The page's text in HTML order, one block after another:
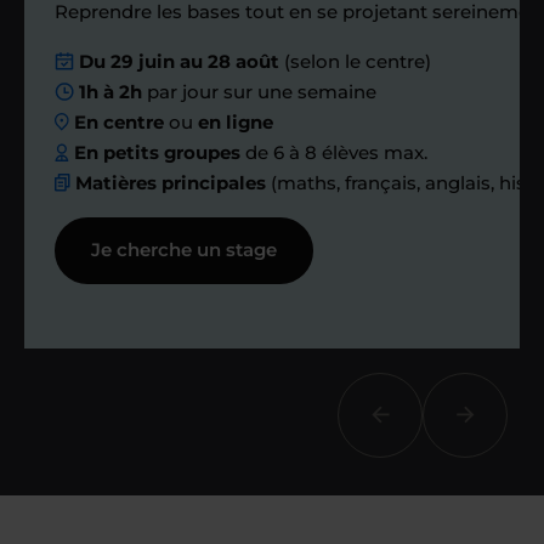
Nous planifions
ensemble des
échanges réguliers
Afin de suivre le travail et les progrès
réalisés, votre enseignant et moi-
même vous proposons des points et
Reprendre les bases tout en se projetant
Du 29 juin au 28 août (selon le centre)
1h à 2h par jour sur une semaine
En centre ouen ligne
En petits groupes de 6 à 8 élèves max.
Matières principales (maths, français, anglais,
Je cherche un stage